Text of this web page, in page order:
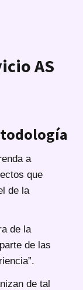
AS
a
que
de la
de la
de las
de tal